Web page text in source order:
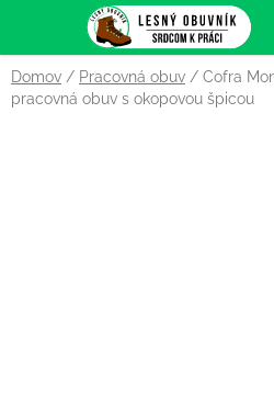
obsah
Domov / Pracovná obuv / Cofra
pracovná obuv s okopovou špicou